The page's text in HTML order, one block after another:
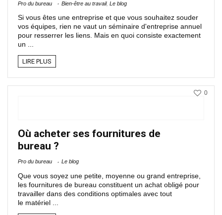
Pro du bureau Bien-être au travail, Le blog
Si vous êtes une entreprise et que vous souhaitez souder
vos équipes, rien ne vaut un séminaire d'entreprise annuel
pour resserrer les liens. Mais en quoi consiste exactement
un ...
LIRE PLUS
Où acheter ses fournitures de
bureau ?
Pro du bureau Le blog
Que vous soyez une petite, moyenne ou grand entreprise,
les fournitures de bureau constituent un achat obligé pour
travailler dans des conditions optimales avec tout
le matériel ...
0